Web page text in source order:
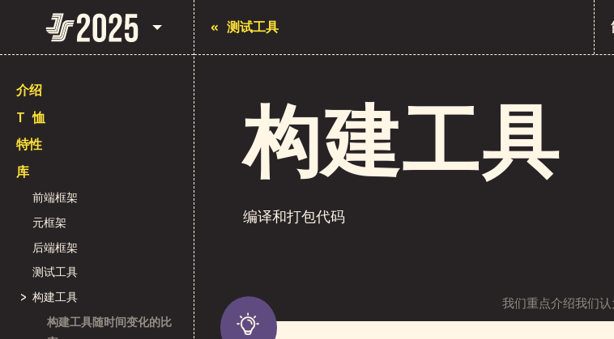
State of JavaScript 2025
介绍
T 恤
特性
库
前端框架
元框架
后端框架
测试工具
构建工具
构建工具随时间变化的比
« 测试工具
构建工具
编译和打包代码
我们重点介绍我们认